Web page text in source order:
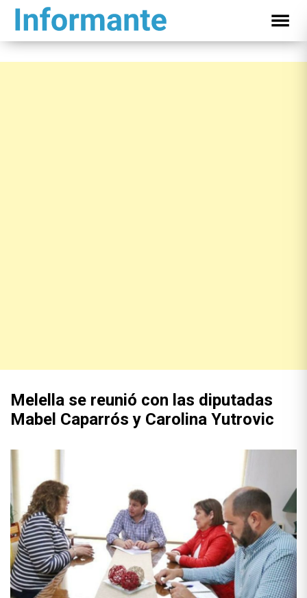
Melella se reunió con las diputadas
Mabel Caparrós y Carolina Yutrovic